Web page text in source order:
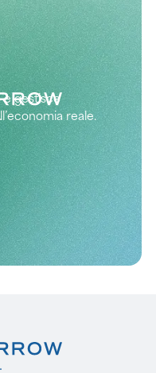
e gestisce
reale.